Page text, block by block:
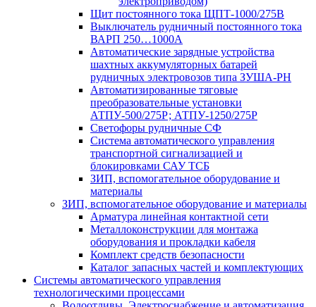
Щит постоянного тока ЩПТ-1000/275В
Выключатель рудничный постоянного тока
ВАРП 250…1000А
Автоматические зарядные устройства
шахтных аккумуляторных батарей
рудничных электровозов типа ЗУША-РН
Автоматизированные тяговые
преобразовательные установки
АТПУ-500/275Р; АТПУ-1250/275Р
Светофоры рудничные СФ
Система автоматического управления
транспортной сигнализацией и
блокировками САУ ТСБ
ЗИП, вспомогательное оборудование и
материалы
ЗИП, вспомогательное оборудование и материалы
Арматура линейная контактной сети
Металлоконструкции для монтажа
оборудования и прокладки кабеля
Комплект средств безопасности
Каталог запасных частей и комплектующих
Системы автоматического управления
технологическими процессами